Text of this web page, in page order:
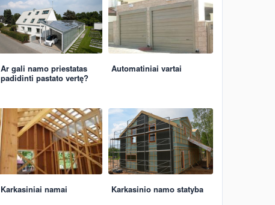
Ar gali namo priestatas
padidinti pastato vertę?
Automatiniai vartai
Karkasiniai namai Karkasinio namo statyba